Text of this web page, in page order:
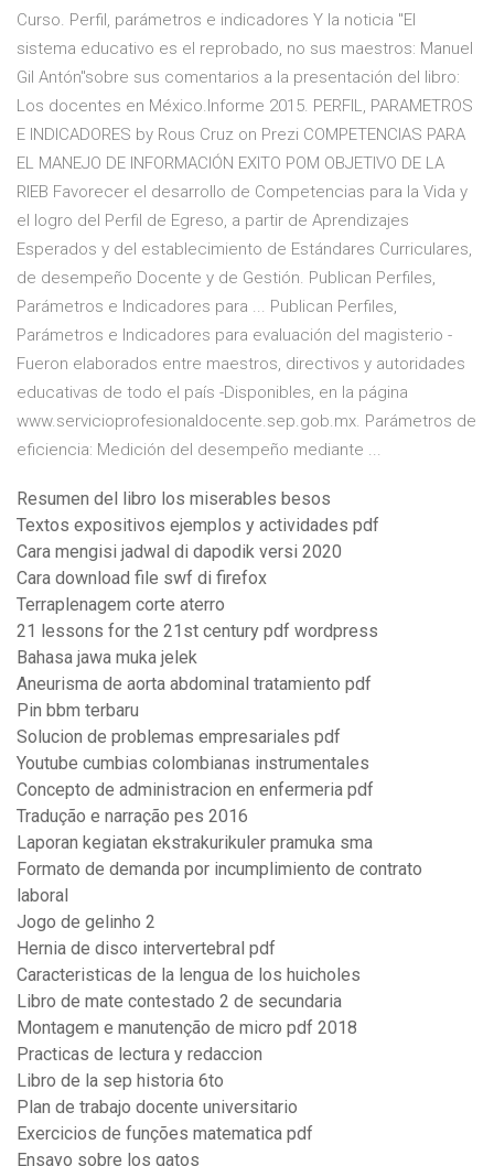
Curso. Perfil, parámetros e indicadores Y la noticia "El
sistema educativo es el reprobado, no sus maestros: Manuel
Gil Antón"sobre sus comentarios a la presentación del libro:
Los docentes en México.Informe 2015. PERFIL, PARAMETROS
E INDICADORES by Rous Cruz on Prezi COMPETENCIAS PARA
EL MANEJO DE INFORMACIÓN EXITO POM OBJETIVO DE LA
RIEB Favorecer el desarrollo de Competencias para la Vida y
el logro del Perfil de Egreso, a partir de Aprendizajes
Esperados y del establecimiento de Estándares Curriculares,
de desempeño Docente y de Gestión. Publican Perfiles,
Parámetros e Indicadores para ... Publican Perfiles,
Parámetros e Indicadores para evaluación del magisterio -
Fueron elaborados entre maestros, directivos y autoridades
educativas de todo el país -Disponibles, en la página
www.servicioprofesionaldocente.sep.gob.mx. Parámetros de
eficiencia: Medición del desempeño mediante ...
Resumen del libro los miserables besos
Textos expositivos ejemplos y actividades pdf
Cara mengisi jadwal di dapodik versi 2020
Cara download file swf di firefox
Terraplenagem corte aterro
21 lessons for the 21st century pdf wordpress
Bahasa jawa muka jelek
Aneurisma de aorta abdominal tratamiento pdf
Pin bbm terbaru
Solucion de problemas empresariales pdf
Youtube cumbias colombianas instrumentales
Concepto de administracion en enfermeria pdf
Tradução e narração pes 2016
Laporan kegiatan ekstrakurikuler pramuka sma
Formato de demanda por incumplimiento de contrato
laboral
Jogo de gelinho 2
Hernia de disco intervertebral pdf
Caracteristicas de la lengua de los huicholes
Libro de mate contestado 2 de secundaria
Montagem e manutenção de micro pdf 2018
Practicas de lectura y redaccion
Libro de la sep historia 6to
Plan de trabajo docente universitario
Exercicios de funções matematica pdf
Ensayo sobre los gatos